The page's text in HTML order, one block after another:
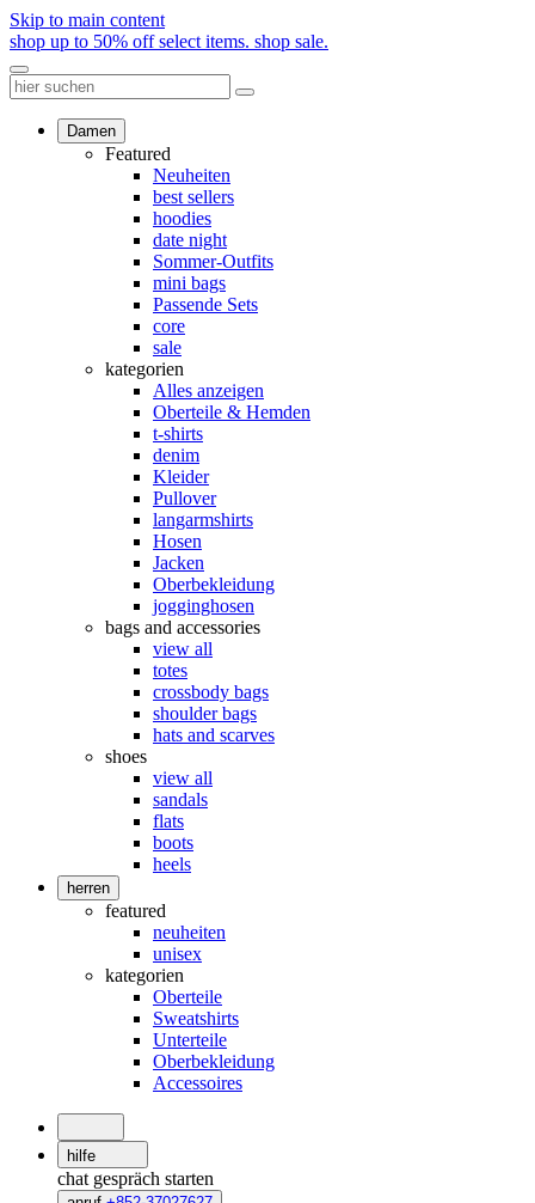
Skip to main content
shop up to 50% off select items. shop sale.
Damen
Featured
Neuheiten
best sellers
hoodies
date night
Sommer-Outfits
mini bags
Passende Sets
core
sale
kategorien
Alles anzeigen
Oberteile & Hemden
t-shirts
denim
Kleider
Pullover
langarmshirts
Hosen
Jacken
Oberbekleidung
jogginghosen
bags and accessories
view all
totes
crossbody bags
shoulder bags
hats and scarves
shoes
view all
sandals
flats
boots
heels
herren
featured
neuheiten
unisex
kategorien
Oberteile
Sweatshirts
Unterteile
Oberbekleidung
Accessoires
hilfe
chat gespräch starten